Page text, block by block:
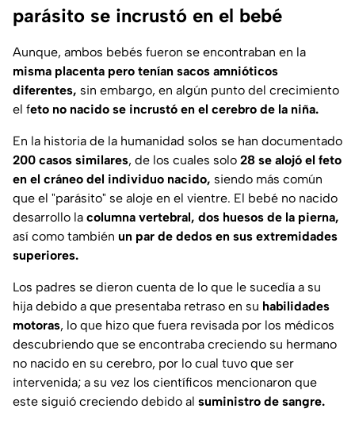
parásito se incrustó en el bebé
Aunque, ambos bebés fueron se encontraban en la
misma placenta pero tenían sacos amnióticos
diferentes, sin embargo, en algún punto del crecimiento
el feto no nacido se incrustó en el cerebro de la niña.
En la historia de la humanidad solos se han documentado
200 casos similares, de los cuales solo 28 se alojó el feto
en el cráneo del individuo nacido, siendo más común
que el "parásito" se aloje en el vientre. El bebé no nacido
desarrollo la columna vertebral, dos huesos de la pierna,
así como también un par de dedos en sus extremidades
superiores.
Los padres se dieron cuenta de lo que le sucedía a su
hija debido a que presentaba retraso en su habilidades
motoras, lo que hizo que fuera revisada por los médicos
descubriendo que se encontraba creciendo su hermano
no nacido en su cerebro, por lo cual tuvo que ser
intervenida; a su vez los científicos mencionaron que
este siguió creciendo debido al suministro de sangre.